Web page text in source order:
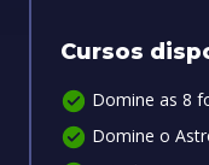
Cursos
Domine as 8
Domine o